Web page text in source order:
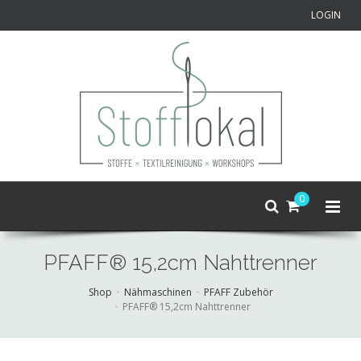
LOGIN
0
PFAFF® 15,2cm Nahttrenner
Shop Nähmaschinen
PFAFF Zubehör
PFAFF® 15,2cm Nahttrenner